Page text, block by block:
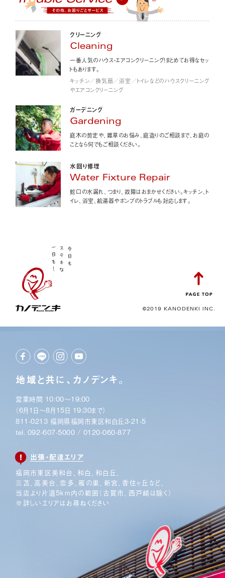
クリーニング
Cleaning
一番人気のハウス・エアコンクリーニング！まとめてお得なセッ
トもあります。
キッチン／換気扇／浴室／トイレなどのハウスクリーニング
やエアコンクリーニング
ガーデニング
Gardening
庭木の剪定や、雑草のお悩み、庭造りのご相談まで、お庭の
ことなら何でもご相談ください。
水回り修理
Water Fixture Repair
蛇口の水漏れ、つまり、故障はおまかせください。キッチン、ト
イレ、浴室、給湯器やポンプのトラブルも対応します。
©2019 KANODENKI INC.
地域と共に、カノデンキ。
営業時間 10:00〜19:00
（6月1日〜8月15日 19:30まで）
811-0213 福岡県福岡市東区和白丘3-21-5
tel. 092-607-5000 / 0120-060-877
出張・配達エリア
福岡市東区美和台、和白、和白丘、
三苫、高美台、奈多、 雁の巣、新宮、香住ヶ丘など、
当店より片道5km内の範囲 （古賀市、西戸崎は除く）
※詳しいエリアはお尋ねください